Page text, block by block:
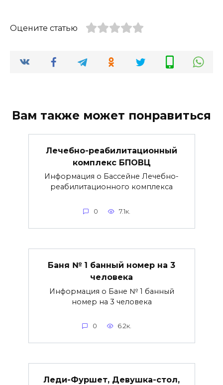
Оцените статью
Вам также может понравиться
Лечебно-реабилитационный
комплекс БПОВЦ
Информация о Бассейне Лечебно-
реабилитационного комплекса
0 7.1к.
Баня № 1 банный номер на 3
человека
Информация о Бане № 1 банный
номер на 3 человека
0 6.2к.
Леди-Фуршет, Девушка-стол,